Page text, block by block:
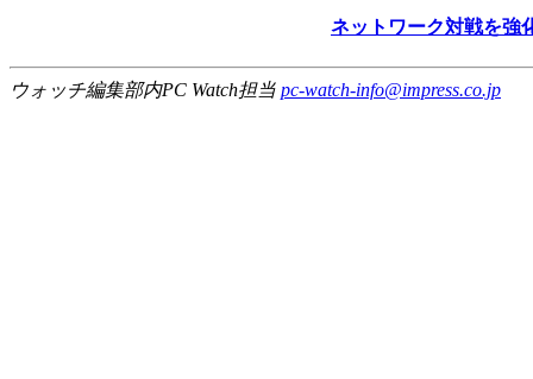
ネットワーク対戦を強
ウォッチ編集部内PC Watch担当 pc-watch-info@impress.co.jp